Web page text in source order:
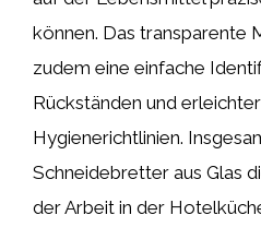
können. Das transparente
zudem eine einfache
Rückständen und
Hygienerichtlinien.
Schneidebretter aus Glas
der Arbeit in der